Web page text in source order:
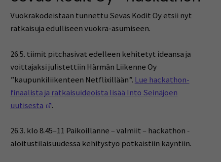
Vuokrakodeistaan tunnettu Sevas Kodit Oy etsii nyt
ratkaisuja edulliseen vuokra-asumiseen.
26.5. tiimit pitchasivat edelleen kehitetyt ideansa ja
voittajaksi julistettiin Härmän Liikenne Oy
”kaupunkiliikenteen Netflixillään”. Lue hackathon-
finaalista ja ratkaisuideoista lisää Into Seinäjoen
uutisesta
(Opens in a new window)
.
26.3. klo 8.45–11 Paikoillanne – valmiit – hackathon -
aloitustilaisuudessa kehitystyö potkaistiin käyntiin.